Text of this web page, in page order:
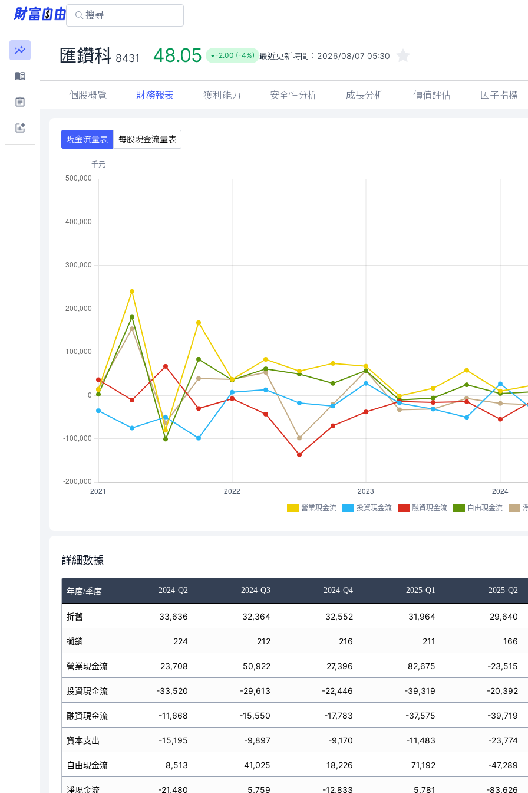
匯鑽科 8431 48.05 -2.00 (-4%) 最近更新時間： 2026/08/07 05:30
個股概覽 財務報表 獲利能力 安全性分析 成長分析 價值評估 因子指標
現金流量表 每股現金流量表
營業現金流 投資現金流 融資現金流 自由現金流
詳細數據
年度/季度
2024-Q1 2024-Q2 2024-Q3 2024-Q4 2025-Q1 2025-Q2
折舊
攤銷
營業現金流
投資現金流
融資現金流
資本支出
自由現金流
淨現金流
33,559 33,636 32,364 32,552 31,964 29,640
224 212 216 211 166
9,867 23,708 50,922 27,396 82,675 -23,515
26,696 -33,520 -29,613 -22,446 -39,319 -20,392
-55,015 -11,668 -15,550 -17,783 -37,575 -39,719
-5,467 -15,195 -9,897 -9,170 -11,483 -23,774
4,400 8,513 41,025 18,226 71,192 -47,289
-18,452 -21,480 5,759 -12,833 5,781 -83,626